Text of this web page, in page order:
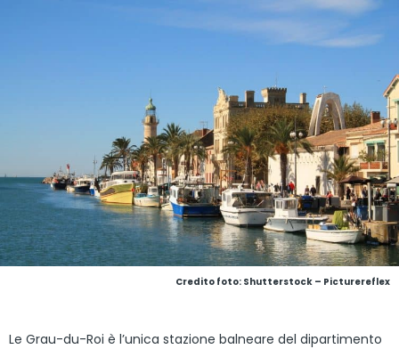
Credito foto: Shutterstock – Picturereflex
Le Grau-du-Roi è l’unica stazione balneare del dipartimento